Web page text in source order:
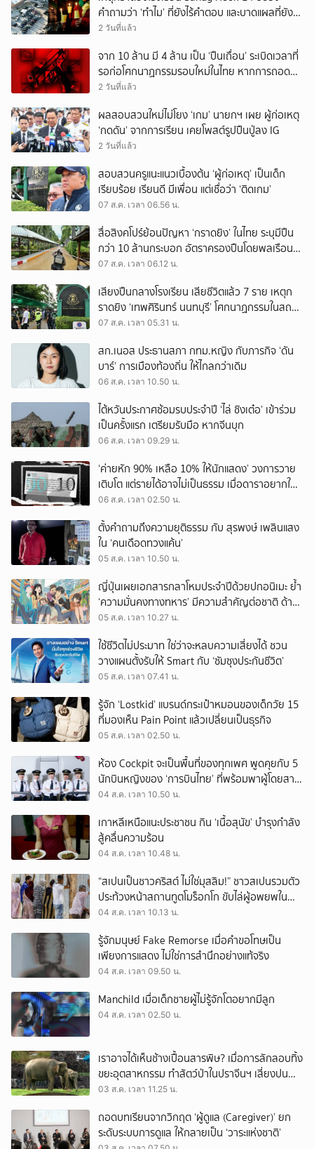
คำถามว่า ‘ทำไม’ ที่ยังไร้คำตอบ และบาดแผลที่ยัง
ทวงความรับผิดชอบไม่จบ
2 วันที่แล้ว
จาก 10 ล้าน มี 4 ล้าน เป็น ‘ปืนเถื่อน’ ระเบิดเวลาที่
รอก่อโศกนาฏกรรมรอบใหม่ในไทย หากการถอดบท
เรียนของรัฐเป็นเพียง ‘ลมปาก’
2 วันที่แล้ว
ผลสอบสวนใหม่ไม่โยง ‘เกม’ นายกฯ เผย ผู้ก่อเหตุ
‘กดดัน’ จากการเรียน เคยโพสต์รูปปืนปู่ลง IG
2 วันที่แล้ว
สอบสวนครูแนะแนวเบื้องต้น ‘ผู้ก่อเหตุ’ เป็นเด็ก
เรียบร้อย เรียนดี มีเพื่อน แต่เชื่อว่า ‘ติดเกม’
07 ส.ค. เวลา 06.56 น.
สื่อสิงคโปร์ย้อนปัญหา ‘กราดยิง’ ในไทย ระบุมีปืน
กว่า 10 ล้านกระบอก อัตราครองปืนโดยพลเรือน
สูงที่สุดในภูมิภาค
07 ส.ค. เวลา 06.12 น.
เสียงปืนกลางโรงเรียน เสียชีวิตแล้ว 7 ราย เหตุก
ราดยิง ‘เทพศิรินทร์ นนทบุรี’ โศกนาฏกรรมในสถาน
ศึกษา ครั้งที่ 2 ในรอบปี
07 ส.ค. เวลา 05.31 น.
สก.เนอส ประธานสภา กทม.หญิง กับภารกิจ ‘ดัน
บาร์’ การเมืองท้องถิ่น ให้ไกลกว่าเดิม
06 ส.ค. เวลา 10.50 น.
ไต้หวันประกาศซ้อมรบประจำปี ‘ไล่ ชิงเต๋อ’ เข้าร่วม
เป็นครั้งแรก เตรียมรับมือ หากจีนบุก
06 ส.ค. เวลา 09.29 น.
‘ค่ายหัก 90% เหลือ 10% ให้นักแสดง’ วงการวาย
เติบโต แต่รายได้อาจไม่เป็นธรรม เมื่อดาราอยากให้มี
‘สัญญามาตรฐาน’
06 ส.ค. เวลา 02.50 น.
ตั้งคำถามถึงความยุติธรรม กับ สุรพงษ์ เพลินแสง
ใน ‘คนเดือดทวงแค้น’
05 ส.ค. เวลา 10.50 น.
ญี่ปุ่นเผยเอกสารกลาโหมประจำปีด้วยปกอนิเมะ ย้ำ
‘ความมั่นคงทางทหาร’ มีความสำคัญต่อชาติ ด้าน
จีนเตือน ขออย่าซ้ำรอยประวัติศาสตร์
05 ส.ค. เวลา 10.27 น.
ใช้ชีวิตไม่ประมาท ใช่ว่าจะหลบความเสี่ยงได้ ชวน
วางแผนตั้งรับให้ Smart กับ ‘ซัมซุงประกันชีวิต’
05 ส.ค. เวลา 07.41 น.
รู้จัก ‘Lostkid’ แบรนด์กระเป๋าหมอนของเด็กวัย 15
ที่มองเห็น Pain Point แล้วเปลี่ยนเป็นธุรกิจ
05 ส.ค. เวลา 02.50 น.
ห้อง Cockpit จะเป็นพื้นที่ของทุกเพศ พูดคุยกับ 5
นักบินหญิงของ ‘การบินไทย’ ที่พร้อมพาผู้โดยสาร
บินไปทั่วโลก
04 ส.ค. เวลา 10.50 น.
เกาหลีเหนือแนะประชาชน กิน ‘เนื้อสุนัข’ บำรุงกำลัง
สู้คลื่นความร้อน
04 ส.ค. เวลา 10.48 น.
“สเปนเป็นชาวคริสต์ ไม่ใช่มุสลิม!” ชาวสเปนรวมตัว
ประท้วงหน้าสถานทูตโมร็อกโก ขับไล่ผู้อพยพใน
เมืองเซวตาออกนอกประเทศ
04 ส.ค. เวลา 10.13 น.
รู้จักมนุษย์ Fake Remorse เมื่อคำขอโทษเป็น
เพียงการแสดง ไม่ใช่การสำนึกอย่างแท้จริง
04 ส.ค. เวลา 09.50 น.
Manchild เมื่อเด็กชายผู้ไม่รู้จักโตอยากมีลูก
04 ส.ค. เวลา 02.50 น.
เราอาจได้เห็นช้างเปื้อนสารพิษ? เมื่อการลักลอบทิ้ง
ขยะอุตสาหกรรม ทำสัตว์ป่าในปราจีนฯ เสี่ยงปน
เปื้อน
03 ส.ค. เวลา 11.25 น.
ถอดบทเรียนจากวิกฤต ‘ผู้ดูแล (Caregiver)’ ยก
ระดับระบบการดูแล ให้กลายเป็น ‘วาระแห่งชาติ’